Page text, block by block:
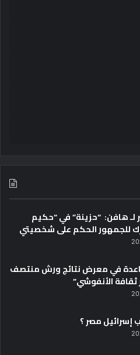
لـ هافن: “حزينة” في “حكيم
للجمهور الحكم على شخصيتي
في معرض نتائج ورش منتصف
ثقافة الأنفوشي”
إسرائيل مصر ؟